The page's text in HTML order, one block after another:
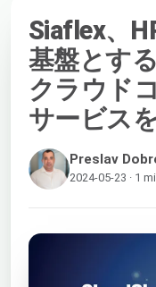
Siaflex、
基盤とす
クラウド
サービス
Preslav
2024-05-23 · 1